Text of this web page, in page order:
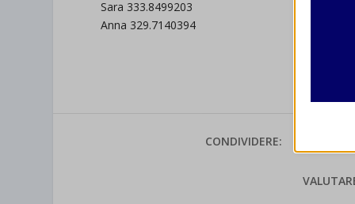
Sara 333.8499203
Anna 329.7140394
CONDIVIDERE:
wp-
I
Altri